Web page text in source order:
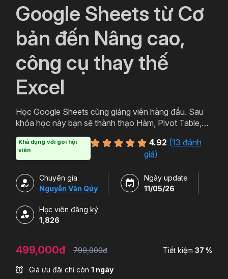
Google Sheets từ Cơ
bản đến Nâng cao,
công cụ thay thế
Excel
Học Google Sheets cùng giảng viên hàng đầu. Sau
khóa học này bạn sẽ thành thạo Hàm, Pivot Table,
Ngoài ra bạn còn có thể học thêm Add-on và cách
sử dụng nhiều tiện ích Tuyệt vời của Google.
Khả dụng với gói hội
viên
4.92 (13 đánh
giá)
Chuyên gia
Nguyễn Văn Qúy
Ngày update
11/05/26
Học viên đăng ký
1,826
499,000đ 799,000đ Tiết kiệm 37 %
Giá ưu đãi chỉ còn 1 ngày